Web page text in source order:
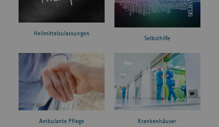
Heilmittelzulassungen
Selbsthilfe
Ambulante Pflege Krankenhäuser